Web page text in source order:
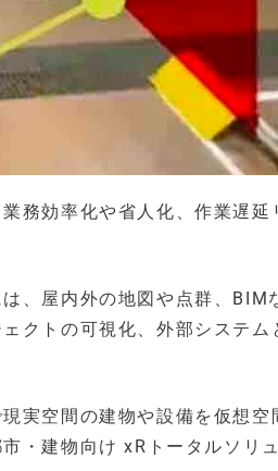
務効率化や省人化、作業遅延
、屋内外の地図や点群、BIM
クトの可視化、外部システム
実空間の建物や設備を仮想空
・建物向け xRトータルソリ